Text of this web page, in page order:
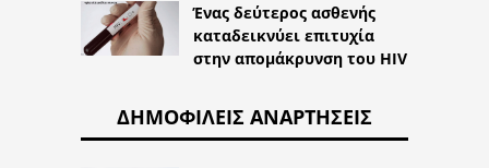
Ένας δεύτερος ασθενής
καταδεικνύει επιτυχία
στην απομάκρυνση του HIV
ΔΗΜΟΦΙΛΕΊΣ ΑΝΑΡΤΉΣΕΙΣ